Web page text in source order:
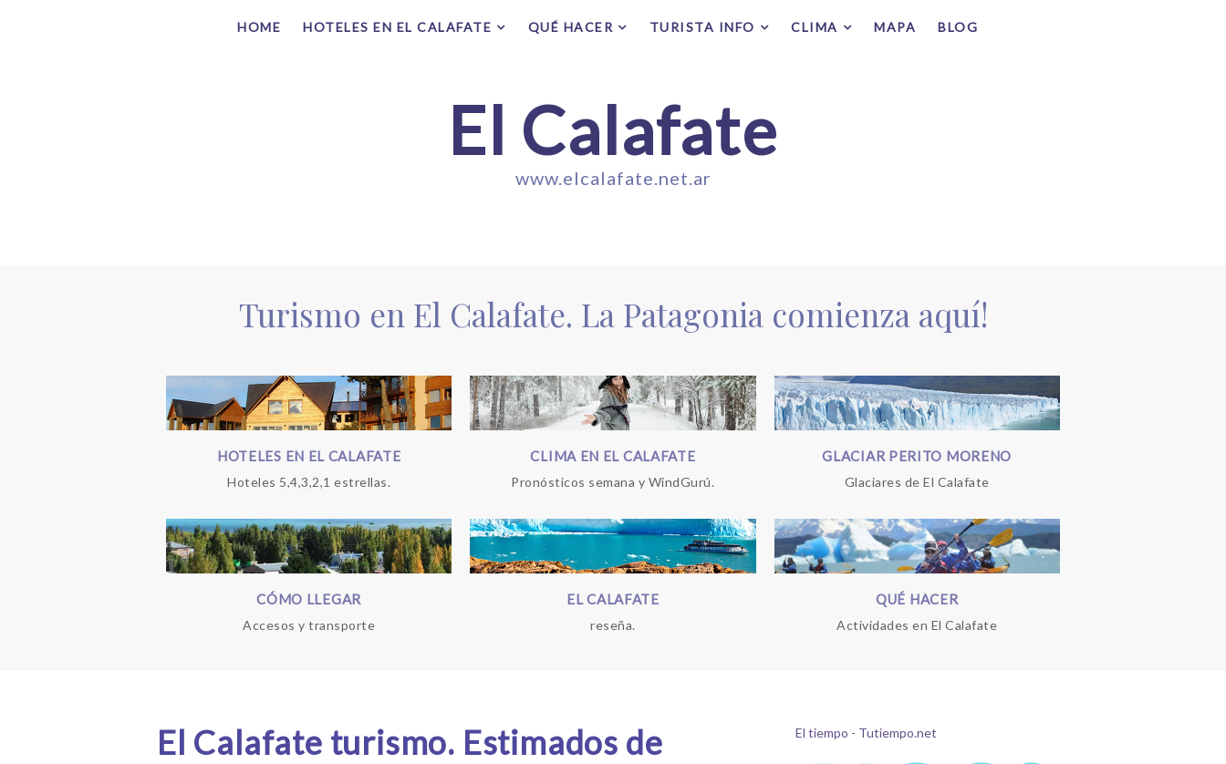
HOME HOTELES EN EL CALAFATE QUÉ HACER TURISTA INFO CLIMA MAPA BLOG
El Calafate
www.elcalafate.net.ar
Turismo en El Calafate. La Patagonia comienza aquí!
HOTELES EN EL CALAFATE
Hoteles 5,4,3,2,1 estrellas.
CLIMA EN EL CALAFATE
Pronósticos semana y WindGurú.
GLACIAR PERITO MORENO
Glaciares de El Calafate
CÓMO LLEGAR
Accesos y transporte
EL CALAFATE
reseña.
QUÉ HACER
Actividades en El Calafate
El Calafate turismo. Estimados de
El tiempo - Tutiempo.net